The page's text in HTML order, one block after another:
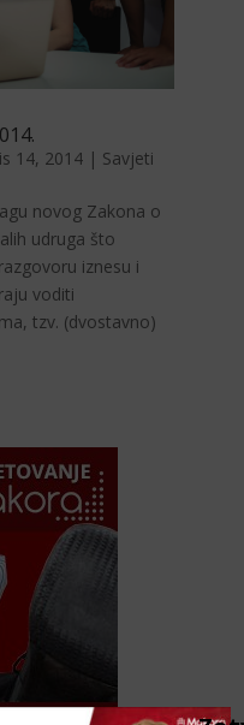
14, 2014 | Savjeti
novog Zakona o
udruga što
iznesu i
voditi
tzv. (dvostavno)